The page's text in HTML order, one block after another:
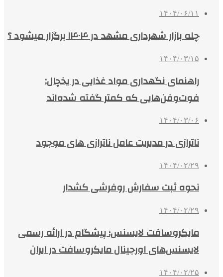
۱۴۰۴/۰۶/۱۱
چله بازار شهرداری مشهد در ۱۴۰۴ برگزار میشود ؟
۱۴۰۴/۰۳/۱۵
راهنمای نگهداری مواد غذایی در یخچال:
فوت‌وفن‌هایی که کمتر گفته شده‌اند
۱۴۰۴/۰۳/۰۶
ناترازی در مدیریت عامل ناترازی های موجود
۱۴۰۴/۰۲/۲۹
نحوه ثبت سفارش روفرشی کشدار
۱۴۰۴/۰۲/۲۹
مایکروسافت لایسنس؛ پیشگام در ارائه رسمی
لایسنس‌های اورجینال مایکروسافت در ایران
۱۴۰۴/۰۲/۲۵